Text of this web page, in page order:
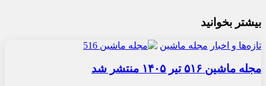
بیشتر بخوانید
تازه‌ها و اخبار مجله ماشین
مجله ماشین ۵۱۶ تیر ۱۴۰۵ منتشر شد